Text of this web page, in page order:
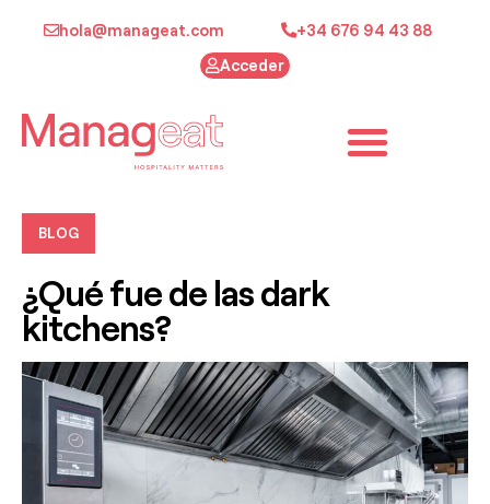
hola@manageat.com
+34 676 94 43 88
Acceder
BLOG
¿Qué fue de las dark
kitchens?